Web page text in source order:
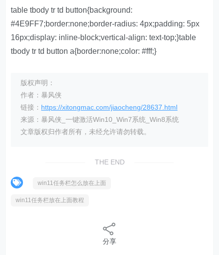
table tbody tr td button{background:
#4E9FF7;border:none;border-radius: 4px;padding: 5px
16px;display: inline-block;vertical-align: text-top;}table
tbody tr td button a{border:none;color: #fff;}
版权声明：
作者：暴风侠
链接： https://xitongmac.com/jiaocheng/28637.html
来源：暴风侠_一键激活Win10_Win7系统_Win8系统
文章版权归作者所有，未经允许请勿转载。
THE END
win11任务栏怎么放在上面
win11任务栏放在上面教程
分享